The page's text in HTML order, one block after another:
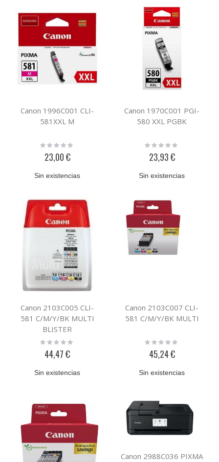
Canon 1996C001 CLI-
581XXL M
Rating:
23,00 €
Sin existencias
Canon 1970C001 PGI-
580 XXL PGBK
Rating:
23,93 €
Sin existencias
Canon 2103C005 CLI-
581 C/M/Y/BK MULTI
BLISTER
Rating:
44,47 €
Sin existencias
Canon 2103C007 CLI-
581 C/M/Y/BK MULTI
Rating:
45,24 €
Sin existencias
Canon 2988C036 PIXMA